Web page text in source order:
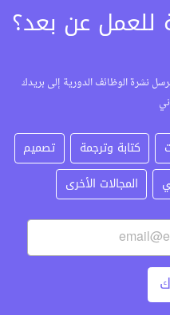
عن بعد؟
نشرة الوظائف الدورية إلى بريدك
كتابة وترجمة
تصميم
المجالات الأخرى